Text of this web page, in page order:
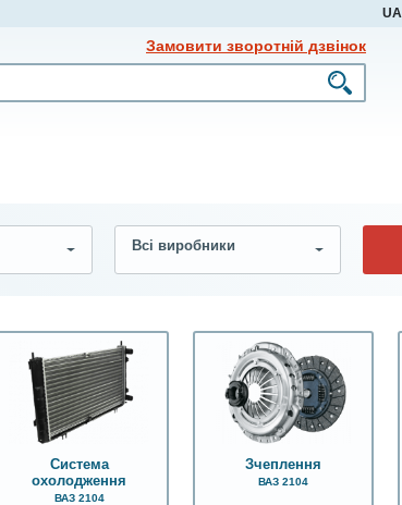
UA
Замовити зворотній дзвінок
Всі виробники
Система
охолодження
ВАЗ 2104
Зчеплення
ВАЗ 2104